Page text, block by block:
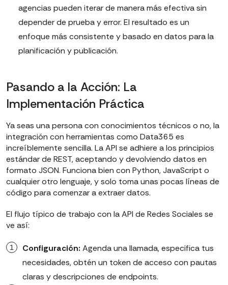
agencias pueden iterar de manera más efectiva sin
depender de prueba y error. El resultado es un
enfoque más consistente y basado en datos para la
planificación y publicación.
Pasando a la Acción: La
Implementación Práctica
Ya seas una persona con conocimientos técnicos o no, la
integración con herramientas como Data365 es
increíblemente sencilla. La API se adhiere a los principios
estándar de REST, aceptando y devolviendo datos en
formato JSON. Funciona bien con Python, JavaScript o
cualquier otro lenguaje, y solo toma unas pocas líneas de
código para comenzar a extraer datos.
El flujo típico de trabajo con la API de Redes Sociales se
ve así:
Configuración: Agenda una llamada, especifica tus
necesidades, obtén un token de acceso con pautas
claras y descripciones de endpoints.